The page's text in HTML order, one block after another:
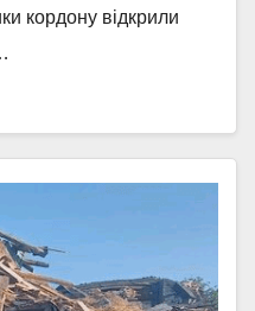
кордону відкрили